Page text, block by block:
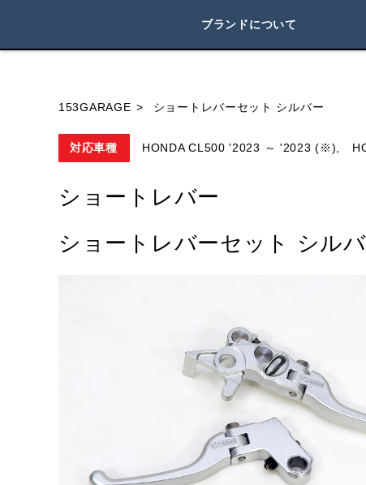
ブランドについて
153GARAGE ショートレバーセット シルバー
対応車種 HONDA CL500 '2023 ～ '2023 (※),
ショートレバー
ショートレバーセット シル